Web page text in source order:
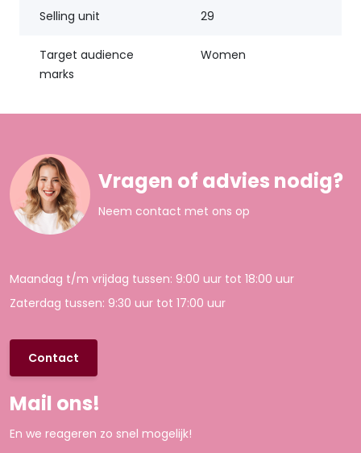
Selling unit 29
Target audience
marks
Women
Vragen of advies nodig?
Neem contact met ons op
Maandag t/m vrijdag tussen: 9:00 uur tot 18:00 uur
Zaterdag tussen: 9:30 uur tot 17:00 uur
Contact
Mail ons!
En we reageren zo snel mogelijk!